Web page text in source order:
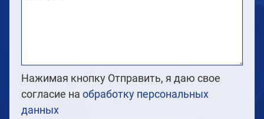
Нажимая кнопку Отправить, я даю свое
согласие на обработку персональных
данных